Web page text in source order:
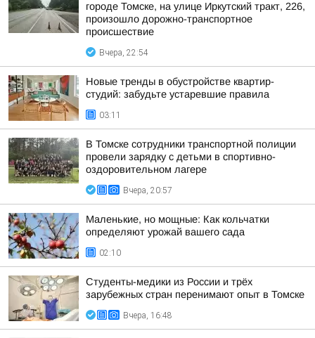
городе Томске, на улице Иркутский тракт, 226,
произошло дорожно-транспортное
происшествие
Вчера, 22:54
Новые тренды в обустройстве квартир-
студий: забудьте устаревшие правила
03:11
В Томске сотрудники транспортной полиции
провели зарядку с детьми в спортивно-
оздоровительном лагере
Вчера, 20:57
Маленькие, но мощные: Как кольчатки
определяют урожай вашего сада
02:10
Студенты-медики из России и трёх
зарубежных стран перенимают опыт в Томске
Вчера, 16:48